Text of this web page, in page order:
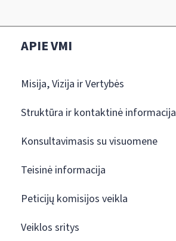
APIE VMI
Misija, Vizija ir Vertybės
Struktūra ir kontaktinė informacija
Konsultavimasis su visuomene
Teisinė informacija
Peticijų komisijos veikla
Veiklos sritys